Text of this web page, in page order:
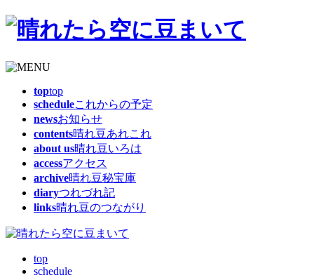
toptop
scheduleこれからの予定
newsお知らせ
contents晴れ豆あれこれ
about us晴れ豆いろは
accessアクセス
archive晴れ豆秘宝庫
diaryつれづれ記
links晴れ豆のつながり
top
schedule